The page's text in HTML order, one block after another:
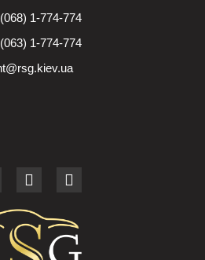
1-774-774
1-774-774